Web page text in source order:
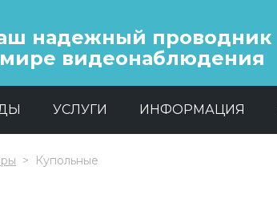
надежный проводник
видеонаблюдения
УСЛУГИ ИНФОРМАЦИЯ
Купольные